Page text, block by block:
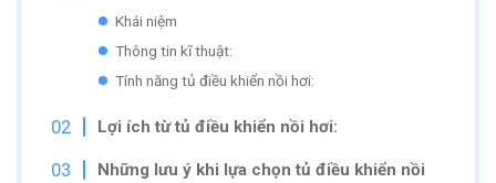
Khái niệm
Thông tin kĩ thuật:
Tính năng tủ điều khiển nồi hơi:
Lợi ích từ tủ điều khiển nồi hơi:
Những lưu ý khi lựa chọn tủ điều khiển nồi